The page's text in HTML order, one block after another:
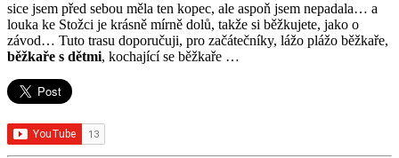
sice jsem před sebou měla ten kopec, ale aspoň jsem nepadala… a
louka ke Stožci je krásně mírně dolů, takže si běžkujete, jako o
závod… Tuto trasu doporučuji, pro začátečníky, lážo plážo běžkaře,
běžkaře s dětmi, kochající se běžkaře …